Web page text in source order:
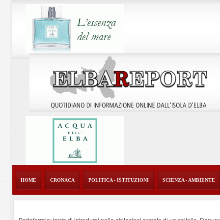
HOME CRONACA POLITICA - ISTITUZIONI SCIENZA - AMBIENTE